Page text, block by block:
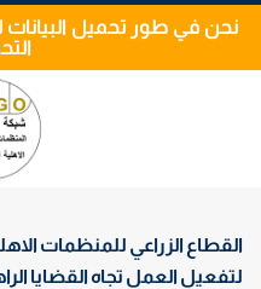
نحن في طور تحميل البيانات
القطاع الزراعي للمنظمات
لتفعيل العمل تجاه القضايا